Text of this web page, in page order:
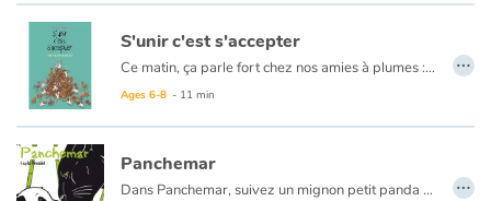
S'unir c'est s'accepter
Ce matin, ça parle fort chez nos amies à plumes : Marinette veut changer de couleur… Il n’en faut pas plus pour affoler la basse-cour.
Ages 6-8 - 11 min
…
Panchemar
Dans Panchemar, suivez un mignon petit panda à travers une forêt de bambou... …